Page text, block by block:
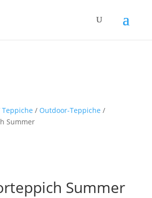
Teppiche / Outdoor-Teppiche /
Summer
Summer